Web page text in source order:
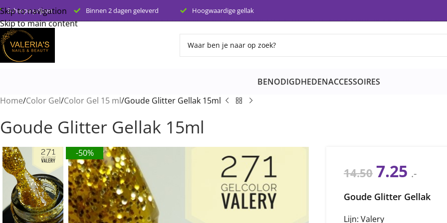
Skip to navigation
Skip to main content
Scherpe prijzen Binnen 2 dagen geleverd Hoogwaardige gellak
BENODIGDHEDENACCESSOIRES
Home Color Gel Color Gel 15 ml Goude Glitter Gellak 15ml
Goude Glitter Gellak 15ml
-50%
14.50 7.25 .-
Goude Glitter Gellak
Lijn: Valery